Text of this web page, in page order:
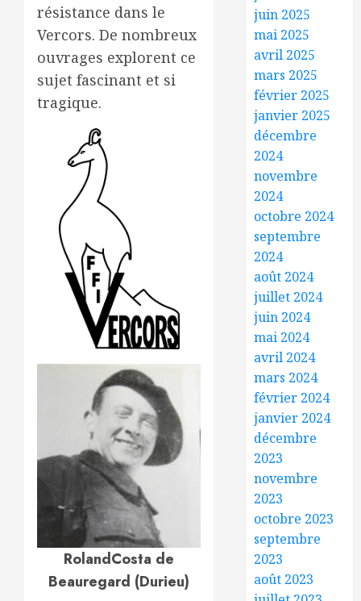
résistance dans le
Vercors. De nombreux
ouvrages explorent ce
sujet fascinant et si
tragique.
RolandCosta de
Beauregard (Durieu)
juin 2025
mai 2025
avril 2025
mars 2025
février 2025
janvier 2025
décembre
2024
novembre
2024
octobre 2024
septembre
2024
août 2024
juillet 2024
juin 2024
mai 2024
avril 2024
mars 2024
février 2024
janvier 2024
décembre
2023
novembre
2023
octobre 2023
septembre
2023
août 2023